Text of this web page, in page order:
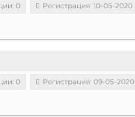
0 Регистрация: 10-05-2020
0 Регистрация: 09-05-2020